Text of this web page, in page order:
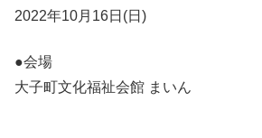
2022年10月16日(日)
●会場
大子町文化福祉会館 まいん